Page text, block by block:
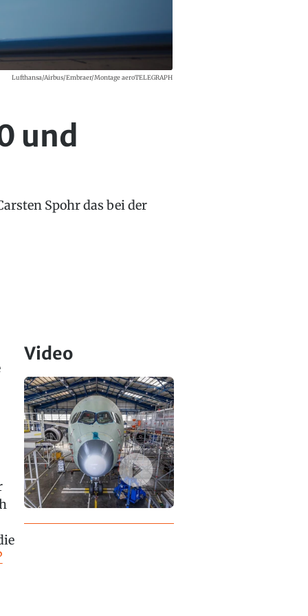
Lufthansa/Airbus/Embraer/Montage aeroTELEGRAPH
und
Spohr das bei der
Video